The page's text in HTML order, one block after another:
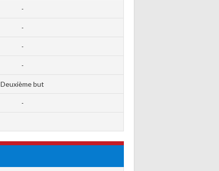
-
-
-
-
Deuxième but
-